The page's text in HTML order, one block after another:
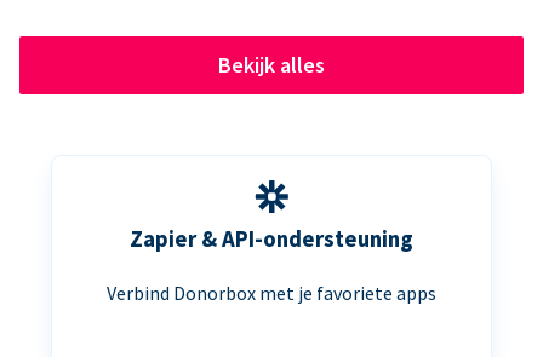
Bekijk alles
Zapier & API-ondersteuning
Verbind Donorbox met je favoriete apps